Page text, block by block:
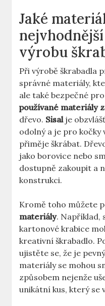
Jaké
výrobu
Při výrobě škrabadla
správné materiály,
ale také bezpečné
používané materiály
dřevo. Sisalje
odolný a je pro
přiměje škrábat.
jako borovice nebo
dostupně zakoupit a
konstrukci.
Kromě toho můžete
materiály. Například,
kartonové krabice
kreativní škrabadlo.
ujistěte se, že je
materiály se mohou
způsobem nejenže
unikátní kus, který se